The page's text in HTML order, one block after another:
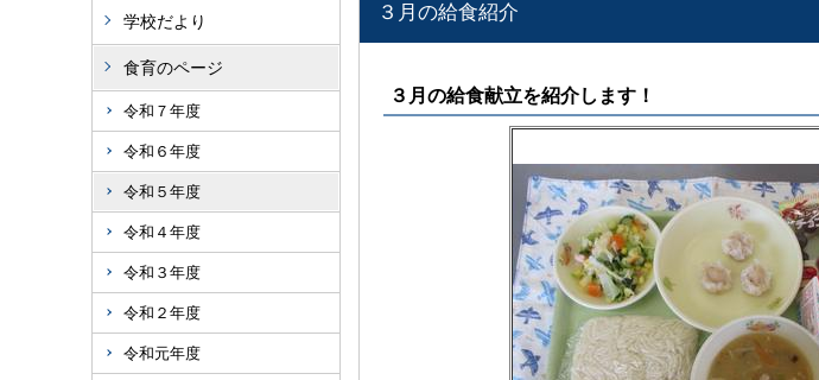
学校だより
食育のページ
令和７年度
令和６年度
令和５年度
令和４年度
令和３年度
令和２年度
令和元年度
３月の給食紹介
３月の給食献立を紹介します！